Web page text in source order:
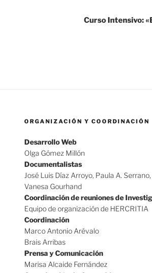
Curso Intensivo:
ORGANIZACIÓN Y COORDINACIÓN
Desarrollo Web
Olga Gómez Millón
Documentalistas
José Luis Díaz Arroyo, Paula A.
Vanesa Gourhand
Coordinación de reuniones de
Equipo de organización de HERCRITIA
Coordinación
Marco Antonio Arévalo
Brais Arribas
Prensa y Comunicación
Marisa Alcaide Fernández